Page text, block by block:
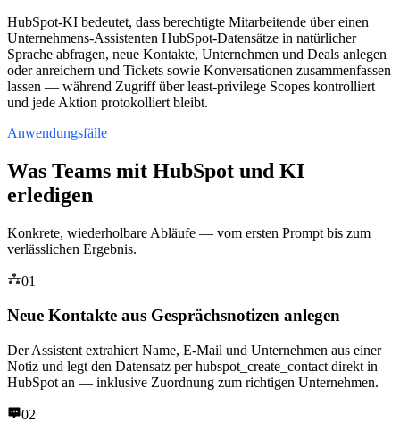
HubSpot-KI bedeutet, dass berechtigte Mitarbeitende über einen
Unternehmens-Assistenten HubSpot-Datensätze in natürlicher
Sprache abfragen, neue Kontakte, Unternehmen und Deals anlegen
oder anreichern und Tickets sowie Konversationen zusammenfassen
lassen — während Zugriff über least-privilege Scopes kontrolliert
und jede Aktion protokolliert bleibt.
Anwendungsfälle
Was Teams mit HubSpot und KI
erledigen
Konkrete, wiederholbare Abläufe — vom ersten Prompt bis zum
verlässlichen Ergebnis.
01
Neue Kontakte aus Gesprächsnotizen anlegen
Der Assistent extrahiert Name, E-Mail und Unternehmen aus einer
Notiz und legt den Datensatz per hubspot_create_contact direkt in
HubSpot an — inklusive Zuordnung zum richtigen Unternehmen.
02